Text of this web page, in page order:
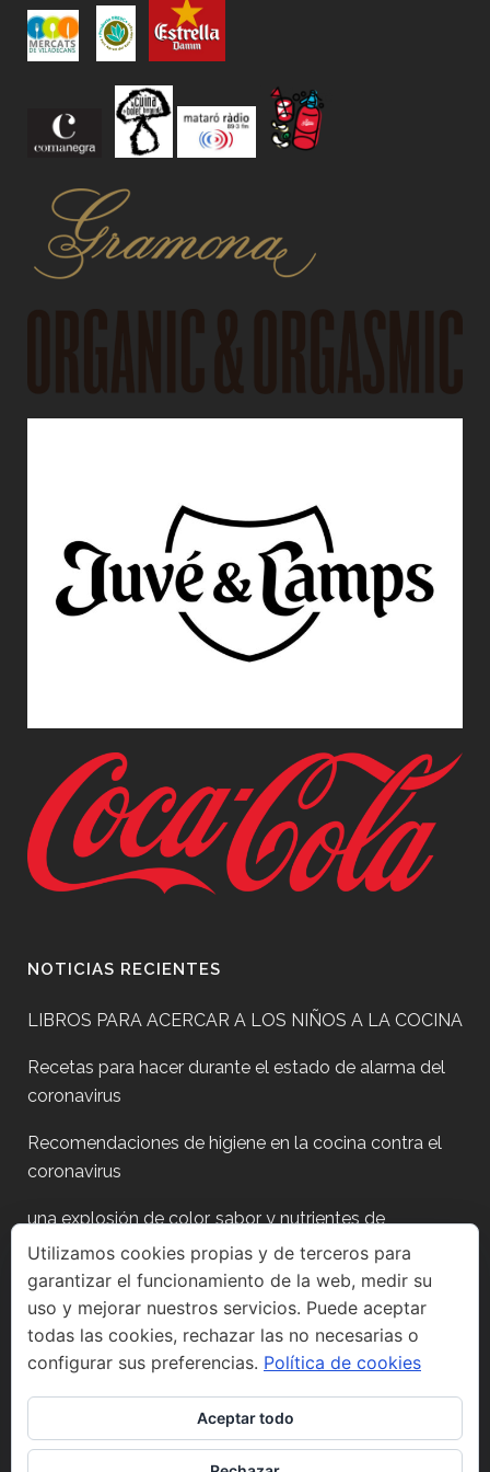
NOTICIAS RECIENTES
LIBROS PARA ACERCAR A LOS NIÑOS A LA COCINA
Recetas para hacer durante el estado de alarma del
coronavirus
Recomendaciones de higiene en la cocina contra el
coronavirus
una explosión de color, sabor y nutrientes de
temporada
Plan para después de fiestas?
Síguenos en Instagram
Utilizamos cookies propias y de terceros para
garantizar el funcionamiento de la web, medir su
uso y mejorar nuestros servicios. Puede aceptar
todas las cookies, rechazar las no necesarias o
configurar sus preferencias. Política de cookies
Aceptar todo